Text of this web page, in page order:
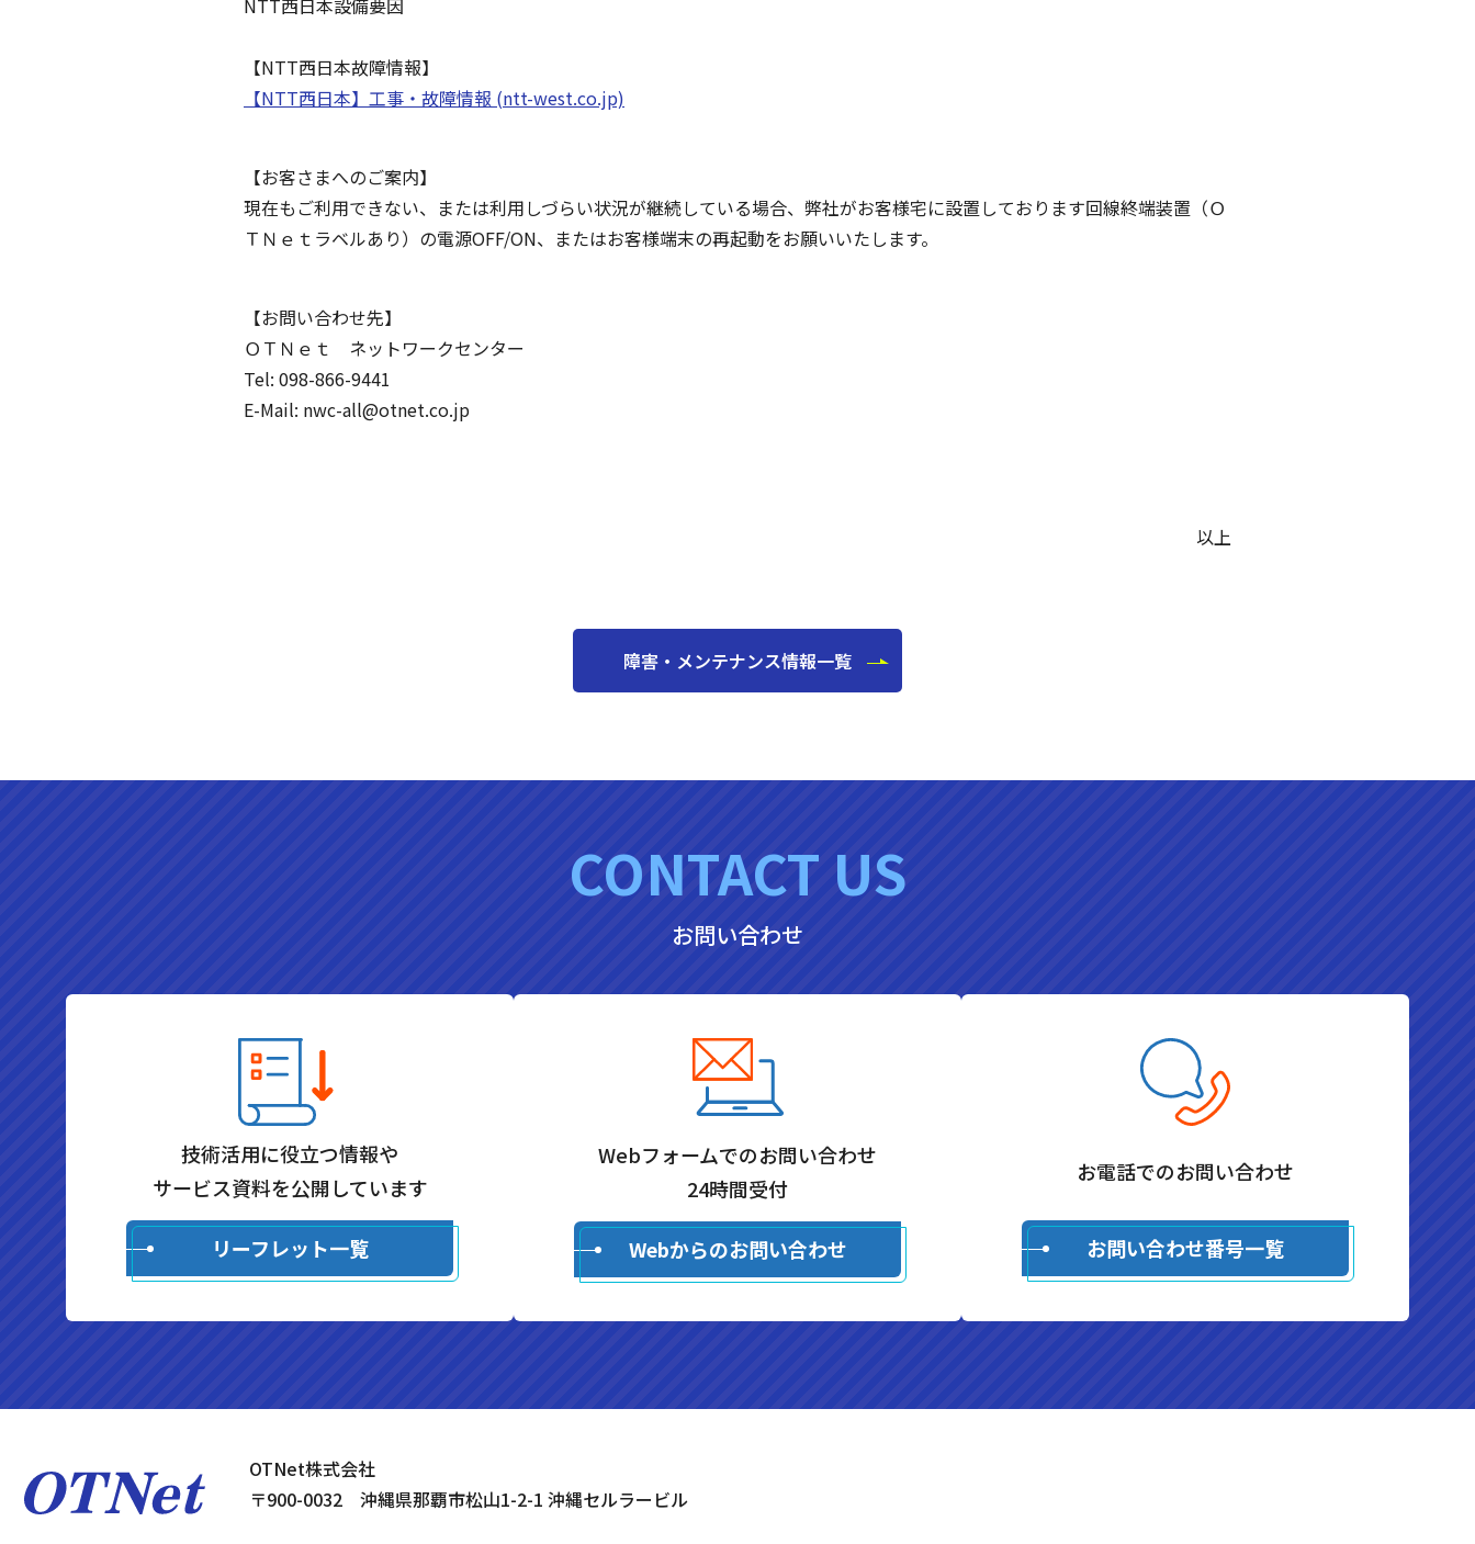
NTT西日本設備要因
【NTT西日本故障情報】
【NTT西日本】工事・故障情報 (ntt-west.co.jp)
【お客さまへのご案内】
現在もご利用できない、または利用しづらい状況が継続している場合、弊社がお客様宅に設置しております回線終端装置（Ｏ
ＴＮｅｔラベルあり）の電源OFF/ON、またはお客様端末の再起動をお願いいたします。
【お問い合わせ先】
ＯＴＮｅｔ ネットワークセンター
Tel: 098-866-9441
E-Mail: nwc-all@otnet.co.jp
以上
障害・メンテナンス情報一覧
CONTACT US
お問い合わせ
技術活用に役立つ情報や
サービス資料を公開しています
リーフレット一覧
Webフォームでのお問い合わせ
24時間受付
Webからのお問い合わせ
お電話でのお問い合わせ
お問い合わせ番号一覧
OTNet株式会社
〒900-0032 沖縄県那覇市松山1-2-1 沖縄セルラービル